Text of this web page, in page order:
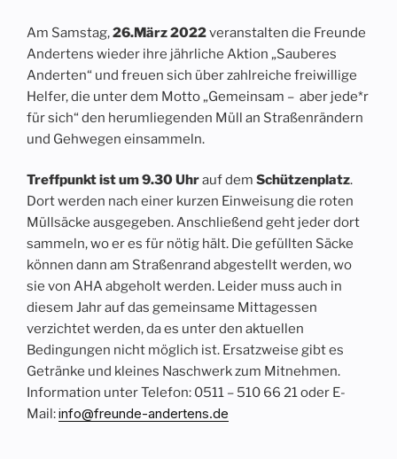
Am Samstag,26.März 2022veranstalten die Freunde
Andertens wieder ihre jährliche Aktion „Sauberes
Anderten“ und freuen sich über zahlreiche freiwillige
Helfer, die unter dem Motto „Gemeinsam – aber jede*r
für sich“ den herumliegenden Müll an Straßenrändern
und Gehwegen einsammeln.
Treffpunkt ist um 9.30 Uhrauf dem Schützenplatz.
Dort werden nach einer kurzen Einweisung die roten
Müllsäcke ausgegeben. Anschließend geht jeder dort
sammeln, wo er es für nötig hält. Die gefüllten Säcke
können dann am Straßenrand abgestellt werden, wo
sie von AHA abgeholt werden. Leider muss auch in
diesem Jahr auf das gemeinsame Mittagessen
verzichtet werden, da es unter den aktuellen
Bedingungen nicht möglich ist. Ersatzweise gibt es
Getränke und kleines Naschwerk zum Mitnehmen.
Information unter Telefon: 0511 – 510 66 21 oder E-
Mail:info@freunde-andertens.de